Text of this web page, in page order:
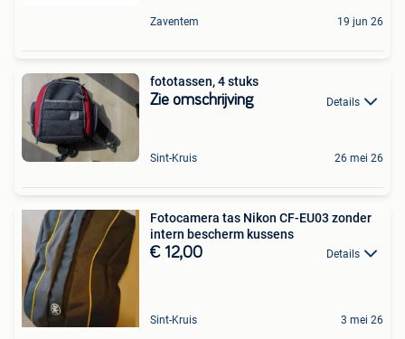
Zaventem 19 jun 26
fototassen, 4 stuks
Zie omschrijving Details
Sint-Kruis 26 mei 26
Fotocamera tas Nikon CF-EU03 zonder
intern bescherm kussens
€ 12,00 Details
Sint-Kruis 3 mei 26